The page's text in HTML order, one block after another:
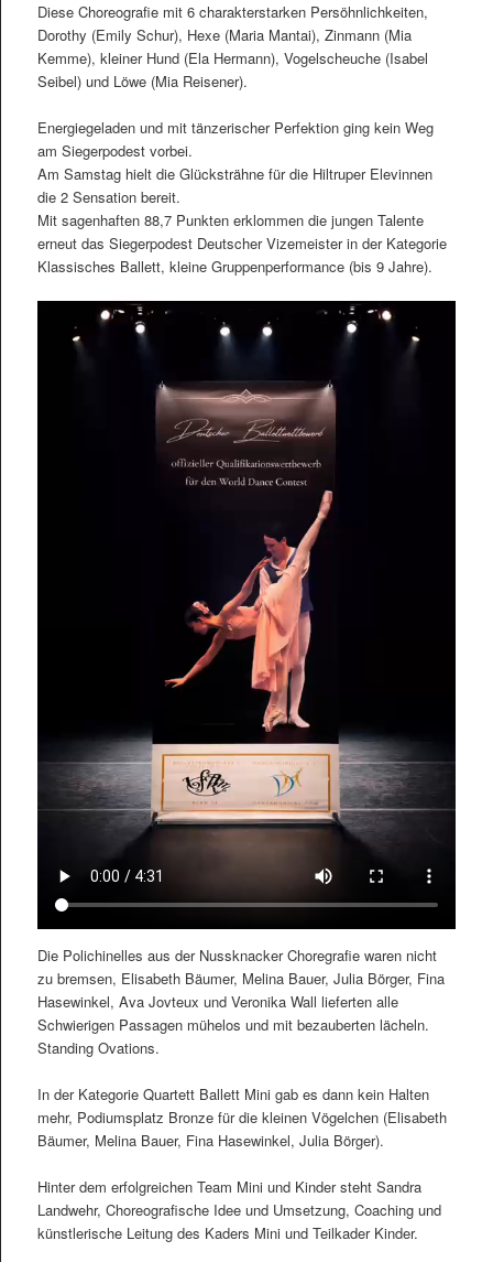
Diese Choreografie mit 6 charakterstarken Persöhnlichkeiten,
Dorothy (Emily Schur), Hexe (Maria Mantai), Zinmann (Mia
Kemme), kleiner Hund (Ela Hermann), Vogelscheuche (Isabel
Seibel) und Löwe (Mia Reisener).
Energiegeladen und mit tänzerischer Perfektion ging kein Weg
am Siegerpodest vorbei.
Am Samstag hielt die Glücksträhne für die Hiltruper Elevinnen
die 2 Sensation bereit.
Mit sagenhaften 88,7 Punkten erklommen die jungen Talente
erneut das Siegerpodest Deutscher Vizemeister in der Kategorie
Klassisches Ballett, kleine Gruppenperformance (bis 9 Jahre).
Die Polichinelles aus der Nussknacker Choregrafie waren nicht
zu bremsen, Elisabeth Bäumer, Melina Bauer, Julia Börger, Fina
Hasewinkel, Ava Jovteux und Veronika Wall lieferten alle
Schwierigen Passagen mühelos und mit bezauberten lächeln.
Standing Ovations.
In der Kategorie Quartett Ballett Mini gab es dann kein Halten
mehr, Podiumsplatz Bronze für die kleinen Vögelchen (Elisabeth
Bäumer, Melina Bauer, Fina Hasewinkel, Julia Börger).
Hinter dem erfolgreichen Team Mini und Kinder steht Sandra
Landwehr, Choreografische Idee und Umsetzung, Coaching und
künstlerische Leitung des Kaders Mini und Teilkader Kinder.